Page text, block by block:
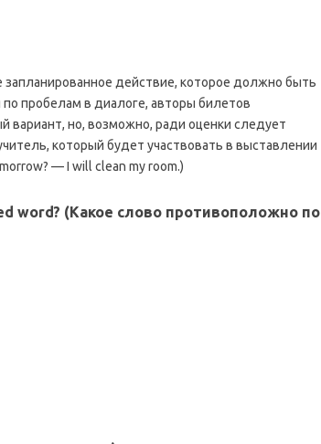
запланированное действие, которое должно быть
пробелам в диалоге, авторы билетов
вариант, но, возможно, ради оценки следует
который будет участвовать в выставлении
— I will clean my room.)
word? (Какое слово противоположно по